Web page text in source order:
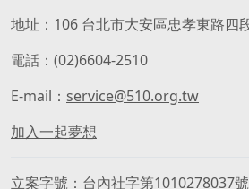
地址：106 台北市大安區忠孝東路四
電話：(02)6604-2510
E-mail： service@510.org.tw
加入一起夢想
立案字號 台內社字第1010278037號